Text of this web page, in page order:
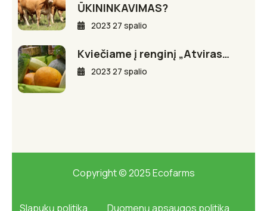
ŪKININKAVIMAS?
2023 27 spalio
Kviečiame į renginį „Atviras…
2023 27 spalio
Copyright © 2025 Ecofarms
Slapukų politika Duomenų apsaugos politika